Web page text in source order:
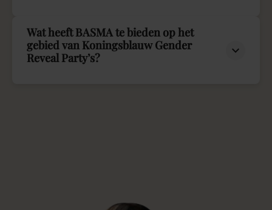
Wat heeft BASMA te bieden op het
gebied van Koningsblauw Gender
Reveal Party’s?